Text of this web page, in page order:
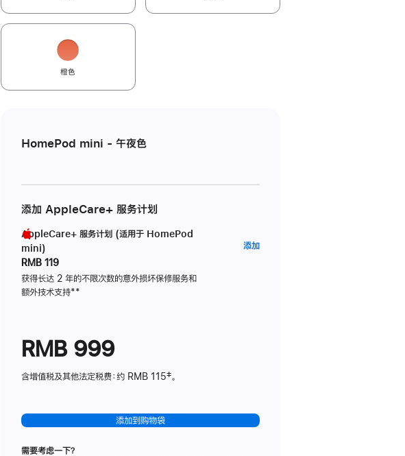
橙色
HomePod mini - 午夜色
添加 AppleCare+ 服务计划
AppleCare+ 服务计划 (适用于 HomePod
mini)
RMB 119
获得长达 2 年的不限次数的意外损坏保修服务和
额外技术支持脚
**
添加AppleCare+
RMB 999
含增值税及其他法定税费：约 RMB 115‡。
添加到购物袋
需要考虑一下？